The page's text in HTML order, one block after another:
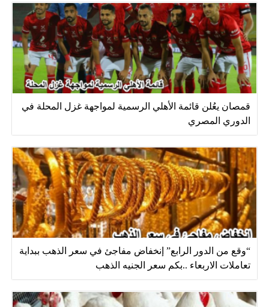
قمصان يعُلن قائمة الأهلي الرسمية لمواجهة غزل المحلة في
الدوري المصري
“وقع من الدور الرابع” إنخفاض مفاجئ في سعر الذهب ببداية
تعاملات الاربعاء ..بكم سعر الجنيه الذهب